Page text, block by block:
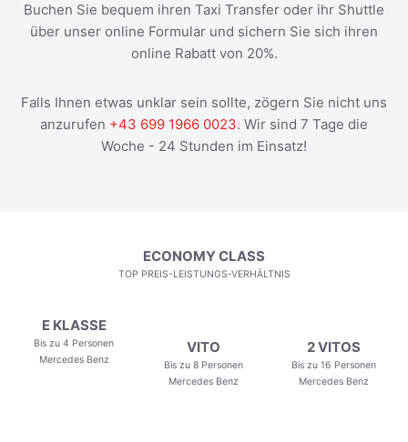
Buchen Sie bequem ihren Taxi Transfer oder ihr Shuttle
über unser online Formular und sichern Sie sich ihren
online Rabatt von 20%.
Falls Ihnen etwas unklar sein sollte, zögern Sie nicht uns
anzurufen +43 699 1966 0023. Wir sind 7 Tage die
Woche - 24 Stunden im Einsatz!
ECONOMY CLASS
TOP PREIS-LEISTUNGS-VERHÄLTNIS
E KLASSE
Bis zu 4 Personen
Mercedes Benz
VITO
Bis zu 8 Personen
Mercedes Benz
2 VITOS
Bis zu 16 Personen
Mercedes Benz